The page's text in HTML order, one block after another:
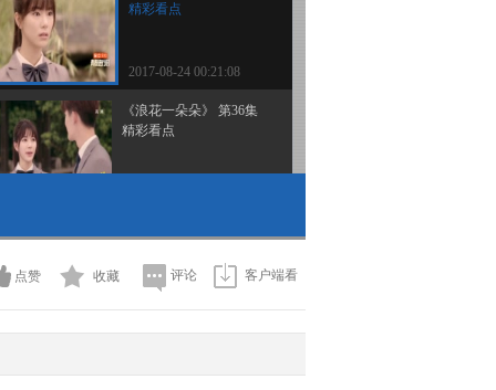
精彩看点
2017-08-24 00:21:08
《浪花一朵朵》 第36集
精彩看点
2017-08-25 00:01:09
点赞 收藏 评论 客户端看